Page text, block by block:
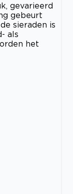
gevarieerd
gebeurt
sieraden is
als
het